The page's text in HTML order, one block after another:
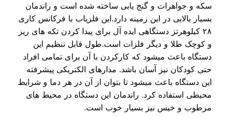
و گنج یابی ساخته شده است و راندمان
در این زمینه دارد.این فلزیاب با فرکانس کاری
دستگاهی ایده آل برای پیدا کردن تکه های ریز
طلا و دیگر فلزات است.طول قابل تنظیم این
باعث میشود که کارکردن با آن برای تمامی افراد
نیز آسان باشد. مدارهای الکتریکی پیشرفته
باعث میشود تا بتوان از آن در هر دما و شرایط
استفاده کرد. راندمان این دستگاه در محیط های
و خیس نیز بسیار خوب است.